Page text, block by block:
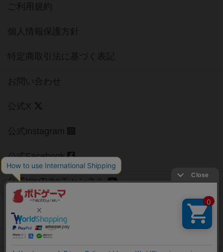
ご利用規約
個人情報保護方針
特定商取引法に基づく表記
お問い合わせ
公式X
公式instagram
公式Facebook
公式YouTubeチャンネル